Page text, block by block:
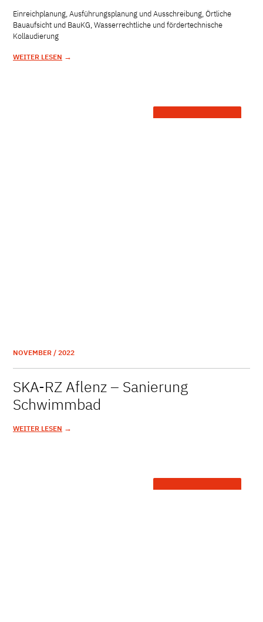
Einreichplanung, Ausführungsplanung und Ausschreibung, Örtliche
Bauaufsicht und BauKG, Wasserrechtliche und fördertechnische
Kollaudierung
WEITER LESEN →
NOVEMBER / 2022
SKA-RZ Aflenz – Sanierung
Schwimmbad
WEITER LESEN →